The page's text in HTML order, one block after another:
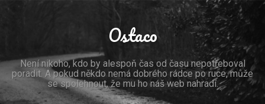
Ostaco
Není nikoho, kdo by alespoň čas od času nepotřeboval
poradit. A pokud někdo nemá dobrého rádce po ruce, může
se spolehnout, že mu ho náš web nahradí.